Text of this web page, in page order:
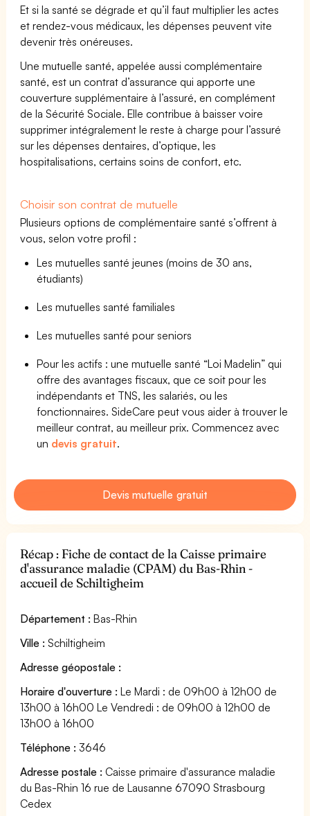
Et si la santé se dégrade et qu’il faut multiplier les actes
et rendez-vous médicaux, les dépenses peuvent vite
devenir très onéreuses.
Une mutuelle santé, appelée aussi complémentaire
santé, est un contrat d’assurance qui apporte une
couverture supplémentaire à l’assuré, en complément
de la Sécurité Sociale. Elle contribue à baisser voire
supprimer intégralement le reste à charge pour l’assuré
sur les dépenses dentaires, d’optique, les
hospitalisations, certains soins de confort, etc.
Choisir son contrat de mutuelle
Plusieurs options de complémentaire santé s’offrent à
vous, selon votre profil :
Les mutuelles santé jeunes (moins de 30 ans,
étudiants)
Les mutuelles santé familiales
Les mutuelles santé pour seniors
Pour les actifs : une mutuelle santé “Loi Madelin” qui
offre des avantages fiscaux, que ce soit pour les
indépendants et TNS, les salariés, ou les
fonctionnaires. SideCare peut vous aider à trouver le
meilleur contrat, au meilleur prix. Commencez avec
un devis gratuit.
Devis mutuelle gratuit
Récap : Fiche de contact de la Caisse primaire
d'assurance maladie (CPAM) du Bas-Rhin -
accueil de Schiltigheim
Département : Bas-Rhin
Ville : Schiltigheim
Adresse géopostale :
Horaire d'ouverture : Le Mardi : de 09h00 à 12h00 de
13h00 à 16h00 Le Vendredi : de 09h00 à 12h00 de
13h00 à 16h00
Téléphone : 3646
Adresse postale : Caisse primaire d'assurance maladie
du Bas-Rhin 16 rue de Lausanne 67090 Strasbourg
Cedex